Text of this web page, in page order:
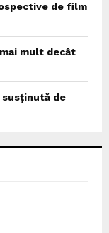
de film
mult decât
susținută de